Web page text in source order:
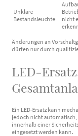
Unklare
Bestandsleuchte
nicht
Änderungen an
dürfen nur durch
LED-
Ein LED-Ersatz kann
jedoch nicht
innerhalb einer
eingesetzt werden kann.